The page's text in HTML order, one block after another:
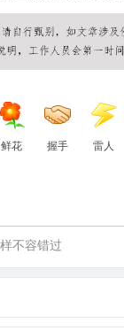
鲜花 握手 雷人
不容错过